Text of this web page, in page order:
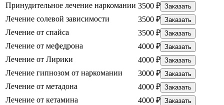
Принудительное лечение наркомании 3500 ₽ Заказать
Лечение солевой зависимости 3500 ₽ Заказать
Лечение от спайса 3500 ₽ Заказать
Лечение от мефедрона 4000 ₽ Заказать
Лечение от Лирики 4000 ₽ Заказать
Лечение гипнозом от наркомании 3000 ₽ Заказать
Лечение от метадона 4000 ₽ Заказать
Лечение от кетамина 4000 ₽ Заказать